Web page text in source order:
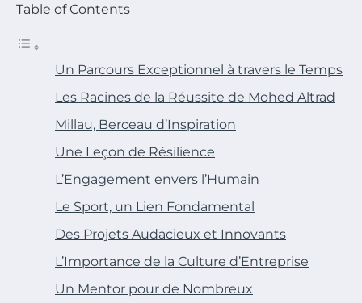
Table of Contents
Un Parcours Exceptionnel à travers le Temps
Les Racines de la Réussite de Mohed Altrad
Millau, Berceau d’Inspiration
Une Leçon de Résilience
L’Engagement envers l’Humain
Le Sport, un Lien Fondamental
Des Projets Audacieux et Innovants
L’Importance de la Culture d’Entreprise
Un Mentor pour de Nombreux